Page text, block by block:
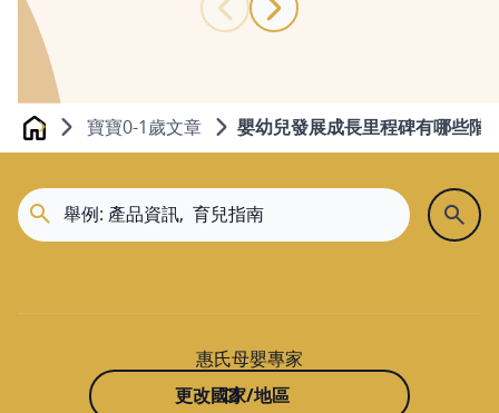
Home 寶寶0-1歲文章 嬰幼兒發展成長里程碑有哪些階
惠氏母嬰專家
更改國家/地區